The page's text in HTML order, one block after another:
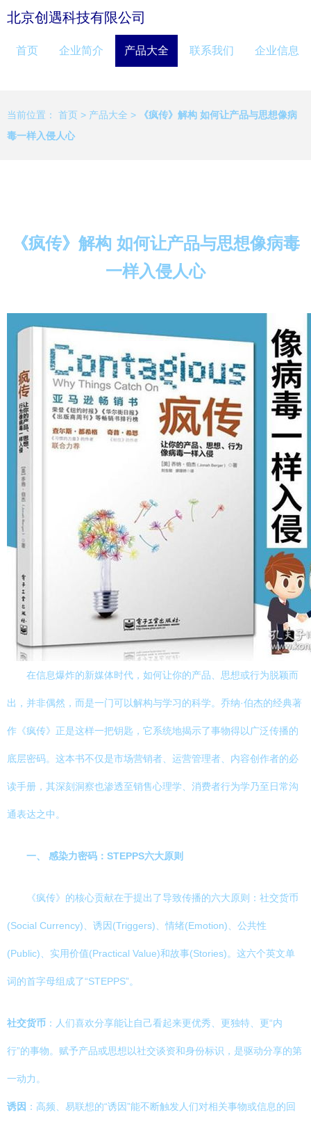
北京创遇科技有限公司
首页 企业简介 产品大全 联系我们 企业信息
当前位置： 首页 > 产品大全 >
《疯传》解构 如何让产品与思想像病
毒一样入侵人心
《疯传》解构 如何让产品与思想像病毒
一样入侵人心
在信息爆炸的新媒体时代，如何让你的产品、思想或行为脱颖而
出，并非偶然，而是一门可以解构与学习的科学。乔纳·伯杰的经典著
作《疯传》正是这样一把钥匙，它系统地揭示了事物得以广泛传播的
底层密码。这本书不仅是市场营销者、运营管理者、内容创作者的必
读手册，其深刻洞察也渗透至销售心理学、消费者行为学乃至日常沟
通表达之中。
一、 感染力密码：STEPPS六大原则
《疯传》的核心贡献在于提出了导致传播的六大原则：社交货币
(Social Currency)、诱因(Triggers)、情绪(Emotion)、公共性
(Public)、实用价值(Practical Value)和故事(Stories)。这六个英文单
词的首字母组成了“STEPPS”。
社交货币 ：人们喜欢分享能让自己看起来更优秀、更独特、更“内
行”的事物。赋予产品或思想以社交谈资和身份标识，是驱动分享的第
一动力。
诱因 ：高频、易联想的“诱因”能不断触发人们对相关事物或信息的回